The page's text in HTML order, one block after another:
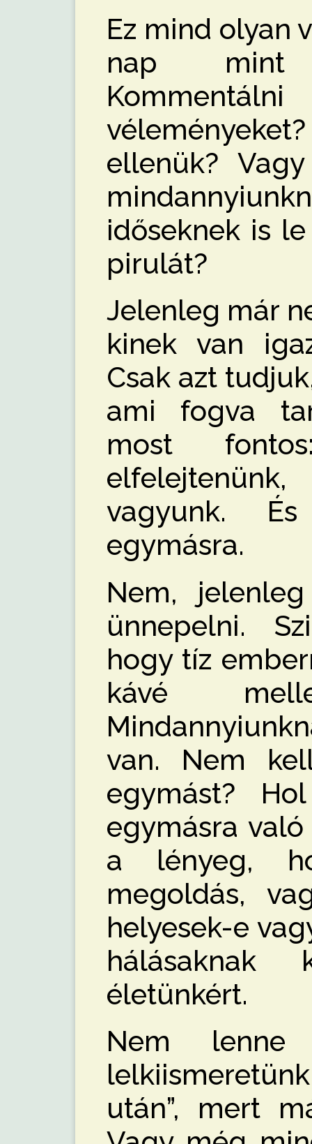
Ez mind olyan
nap mint
ellenük?
időseknek is
pirulát?
Jelenleg már
kinek van
Csak azt
ami fogva
most
vagyunk.
egymásra.
Nem,
ünnepelni.
hogy tíz
kávé
van. Nem
egymást?
egymásra
a lényeg,
megoldás,
helyesek-e
életünkért.
Nem
után”, mert